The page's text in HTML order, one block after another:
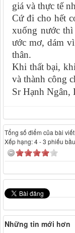
giá và thực tế
Cứ đi cho hết
xuống nước thì
ước mơ, dám
thân.
Khi thất bại,
và thành công
Sr Hạnh Ngân,
Tổng số điểm của bài
Xếp hạng:4-3 phiếu bầu
Những tin mới hơn